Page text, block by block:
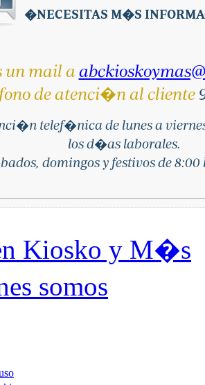
�NECESITAS M�S
mail a
de atenci�n al cliente
telef�nica de lunes a
los d�as laborales.
domingos y festivos de 8:00
Kiosko y M�s
somos